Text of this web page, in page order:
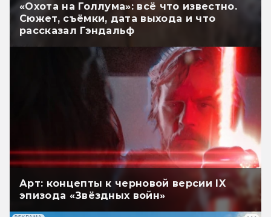
«Охота на Голлума»: всё что известно.
Сюжет, съёмки, дата выхода и что
рассказал Гэндальф
Арт: концепты к черновой версии IX
эпизода «Звёздных войн»